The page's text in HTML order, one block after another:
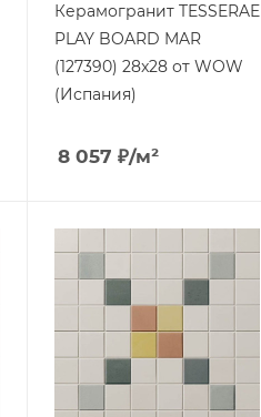
Керамогранит TESSERAE
PLAY BOARD MAR
(127390) 28x28 от WOW
(Испания)
8 057 ₽/м²